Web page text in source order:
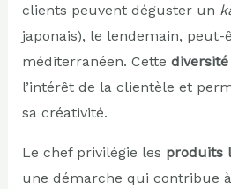
clients peuvent déguster un
japonais), le lendemain,
méditerranéen. Cette
l’intérêt de la clientèle et
sa créativité.
Le chef privilégie les produits
une démarche qui contribue